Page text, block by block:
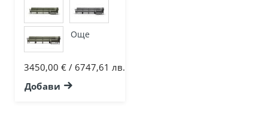
Още
3450,00 € / 6747,61 лв.
Добави